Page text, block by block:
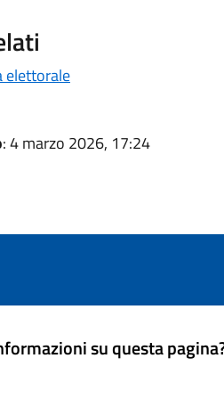
elettorale
: 4 marzo 2026, 17:24
su questa